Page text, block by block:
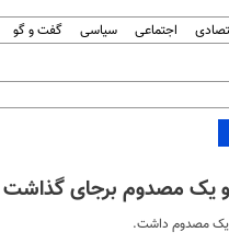
اجتماعی سیاسی
گفت و گو
یک مصدوم برجای گذاشت
مصدوم داشت.